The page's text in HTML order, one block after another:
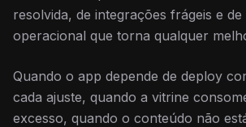
resolvida, de integrações frágeis e
operacional que torna qualquer
Quando o app depende de deploy
cada ajuste, quando a vitrine
excesso, quando o conteúdo não